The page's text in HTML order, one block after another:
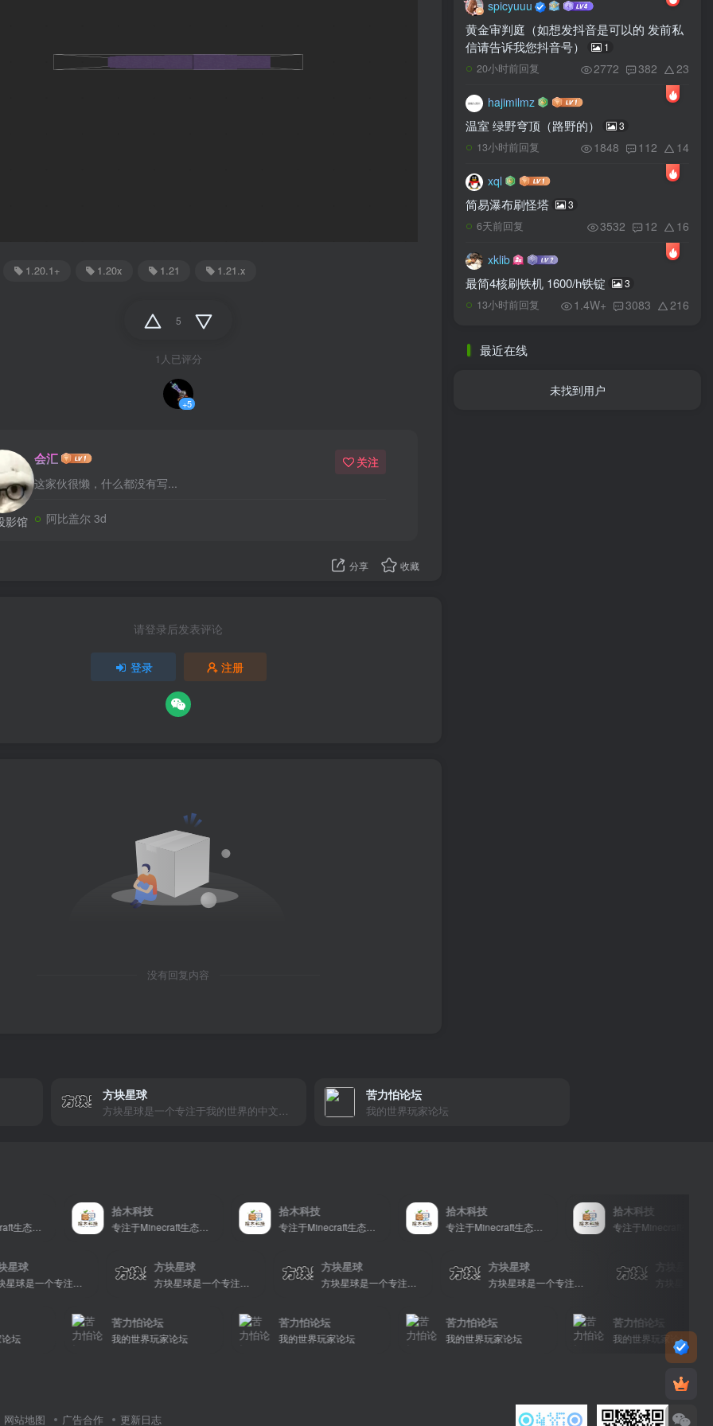
1.20.1+ 1.20x 1.21 1.21.x
5
1人已评分
+5
影馆
会汇
这家伙很懒，什么都没有写...
关注
阿比盖尔 3d
分享 收藏
请登录后发表评论
登录 注册
没有回复内容
spicyuuu
黄金审判庭（如想发抖音是可以的 发前私
信请告诉我您抖音号）
1
20小时前回复 2772 382 23
hajimilmz
温室 绿野穹顶（路野的） 3
13小时前回复 1848 112 14
xql
简易瀑布刷怪塔 3
6天前回复 3532 12 16
xklib
最简4核刷铁机 1600/h铁锭 3
13小时前回复 1.4W+ 3083 216
最近在线
未找到用户
方块星球
方块星球是一个专注于我的世界的中文论坛，提供丰富的资源分享、玩家交流和创意展示，包括地图、皮肤、数据包等内容，打造Minecraft玩家的专属社区乐园！
苦力怕论坛
我的世界玩家论坛
生态建设
拾木科技
专注于Minecraft生态建设
拾木科技
专注于Minecraft生态建设
拾木科技
专注于Minecraft生态建设
拾木科技
方块星球
方块星球是一个专注于我的世界的中文论坛，提供丰富的资源分享、玩家交流和创意展示，包括地图、皮肤、数据包等内容，打造Minecraft玩家的专属社区乐园！
方块星球
方块星球是一个专注于我的世界的中文论坛，提供丰富的资源分享、玩家交流和创意展示，包括地图、皮肤、数据包等内容，打造Minecraft玩家的专属社区乐园！
方块星球
方块星球是一个专注于我的世界的中文论坛，提供丰富的资源分享、玩家交流和创意展示，包括地图、皮肤、数据包等内容，打造Minecraft玩家的专属社区乐园！
方块星球
方块星球是一个专注于我的世界的中文论坛，提供丰富的资源分享、玩家交流和创意展示，包括地图、皮肤、数据包等内容，打造Minecraft玩家的专属社区乐园！
苦力怕论坛
我的世界玩家论坛
苦力怕论坛
我的世界玩家论坛
苦力怕论坛
我的世界玩家论坛
苦力怕论坛
我的世界玩家论坛
网站地图 广告合作 更新日志